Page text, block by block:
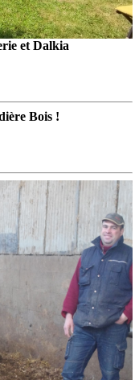
et Dalkia
Bois !